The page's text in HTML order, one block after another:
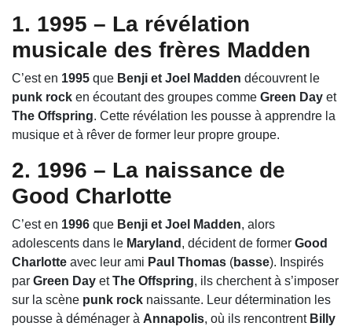
1. 1995 – La révélation
musicale des frères Madden
C’est en 1995 que Benji et Joel Madden découvrent le
punk rock en écoutant des groupes comme Green Day et
The Offspring. Cette révélation les pousse à apprendre la
musique et à rêver de former leur propre groupe.
2. 1996 – La naissance de
Good Charlotte
C’est en 1996 que Benji et Joel Madden, alors
adolescents dans le Maryland , décident de former Good
Charlotte avec leur ami Paul Thomas (basse). Inspirés
par Green Day etThe Offspring, ils cherchent à s’imposer
sur la scène punk rock naissante. Leur détermination les
pousse à déménager à Annapolis, où ils rencontrent Billy